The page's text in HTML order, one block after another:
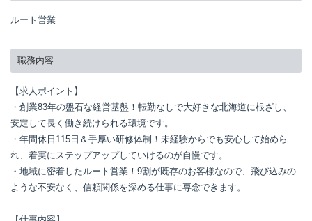
ルート営業
職務内容
【求人ポイント】
・創業83年の盤石な経営基盤！転勤なしで大好きな北海道に根ざし、
安定して長く働き続けられる環境です。
・年間休日115日＆手厚い研修体制！未経験からでも安心して始めら
れ、着実にステップアップしていけるのが自慢です。
・地域に密着したルート営業！9割が既存のお客様なので、飛び込みの
ような不安なく、信頼関係を深める仕事に専念できます。